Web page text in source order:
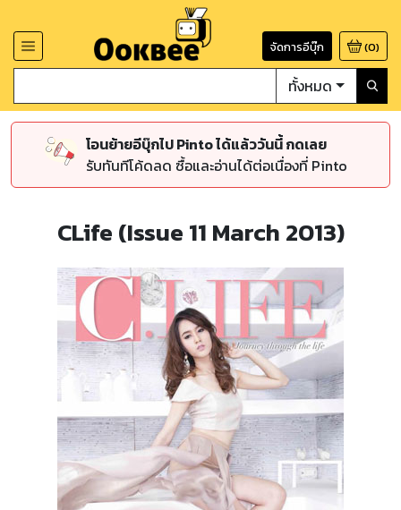
จัดการอีบุ๊ก (0)
ทั้งหมด
โอนย้ายอีบุ๊กไป Pinto ได้แล้ววันนี้ กดเลย
รับทันทีโค้ดลด ซื้อและอ่านได้ต่อเนื่องที่ Pinto
CLife (Issue 11 March 2013)